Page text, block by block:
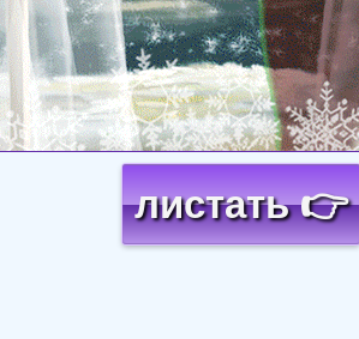
листать 👉